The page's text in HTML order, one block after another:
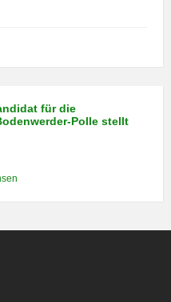
für die
Polle stellt